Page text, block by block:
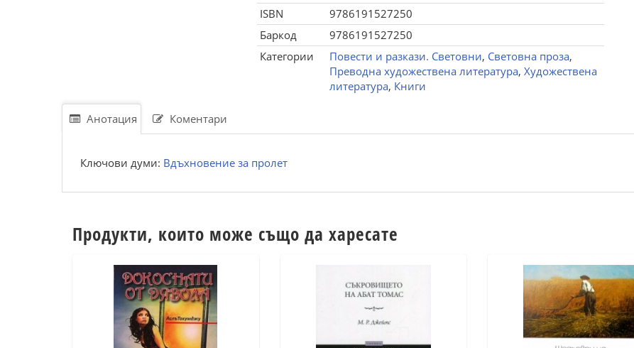
ISBN
9786191527250
Баркод
9786191527250
Категории
Повести и разкази. Световни, Световна проза,
Преводна художествена литература, Художествена
литература, Книги
Анотация Коментари
Ключови думи: Вдъхновение за пролет
Продукти, които може също да харесате